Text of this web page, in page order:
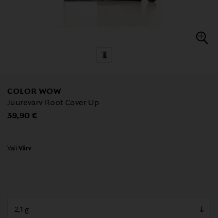
COLOR WOW
Juurevärv Root Cover Up
Original Price
39,90 €
Vali Värv
null